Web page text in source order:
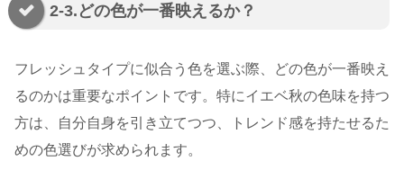
2-3.どの色が一番映えるか？
フレッシュタイプに似合う色を選ぶ際、どの色が一番映え
るのかは重要なポイントです。特にイエベ秋の色味を持つ
方は、自分自身を引き立てつつ、トレンド感を持たせるた
めの色選びが求められます。